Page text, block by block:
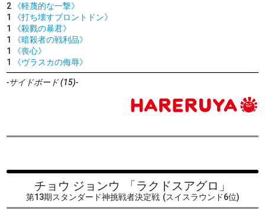
2
《軽蔑的な一撃》
1
《打ち壊すブロントドン》
1
《殺戮の暴君》
1
《暗殺者の戦利品》
1
《喪心》
1
《ヴラスカの侮辱》
-サイドボード (15)-
チョウ ジョンウ 「ラクドスアグロ」
第13期スタンダード神挑戦者決定戦 (スイスラウンド6位)